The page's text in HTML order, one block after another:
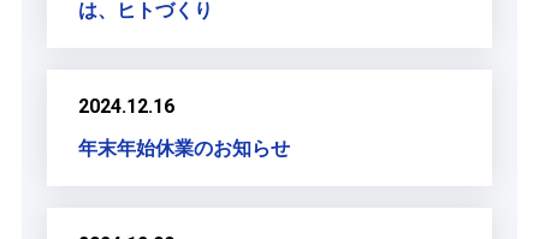
は、ヒトづくり
2024.12.16
年末年始休業のお知らせ